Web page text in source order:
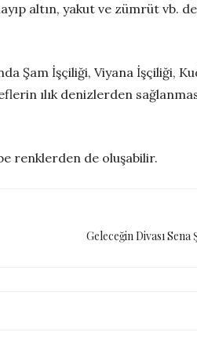
altın, yakut ve zümrüt vb.
Şam İşçiliği, Viyana İşçiliği,
ılık denizlerden
renklerden de oluşabilir.
Geleceğin Divası